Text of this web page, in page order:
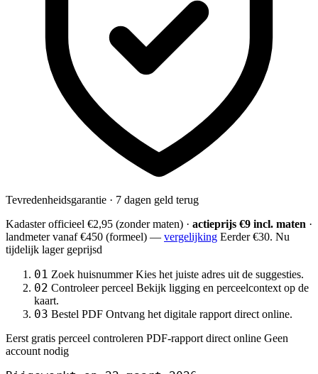
Tevredenheidsgarantie · 7 dagen geld terug
Kadaster officieel €2,95 (zonder maten) · actieprijs €9 incl. maten ·
landmetervanaf €450 (formeel) — vergelijking Eerder €30. Nu
tijdelijk lager geprijsd
01 Zoek huisnummer Kies het juiste adres uit de suggesties.
02 Controleer perceel Bekijk ligging en perceelcontext op de
kaart.
03 Bestel PDF Ontvang het digitale rapport direct online.
Eerst gratis perceel controleren PDF-rapport direct online Geen
account nodig